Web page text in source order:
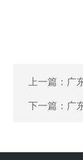
上一篇： 广
下一篇： 广